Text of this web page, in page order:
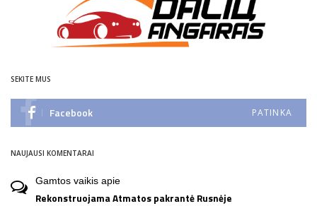
SEKITE MUS
Facebook PATINKA
NAUJAUSI KOMENTARAI
Gamtos vaikis apie
Rekonstruojama Atmatos pakrantė Rusnėje